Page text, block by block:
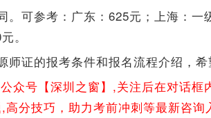
。可参考：广东：625元；上海：一
。
师证的报考条件和报名流程介绍，希
众号【深圳之窗】,关注后在对话框
分技巧，助力考前冲刺等最新咨